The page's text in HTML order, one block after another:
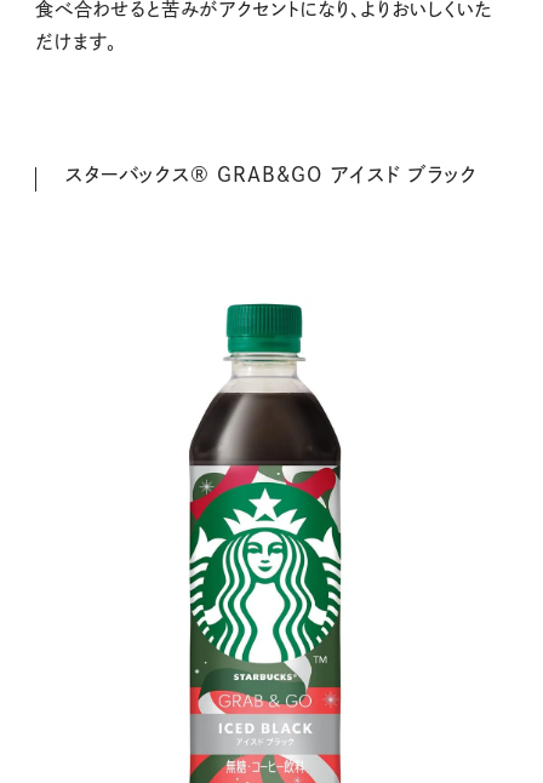
食べ合わせると苦みがアクセントになり、よりおいしくいた
だけます。
スターバックス® GRAB&GO アイスド ブラック